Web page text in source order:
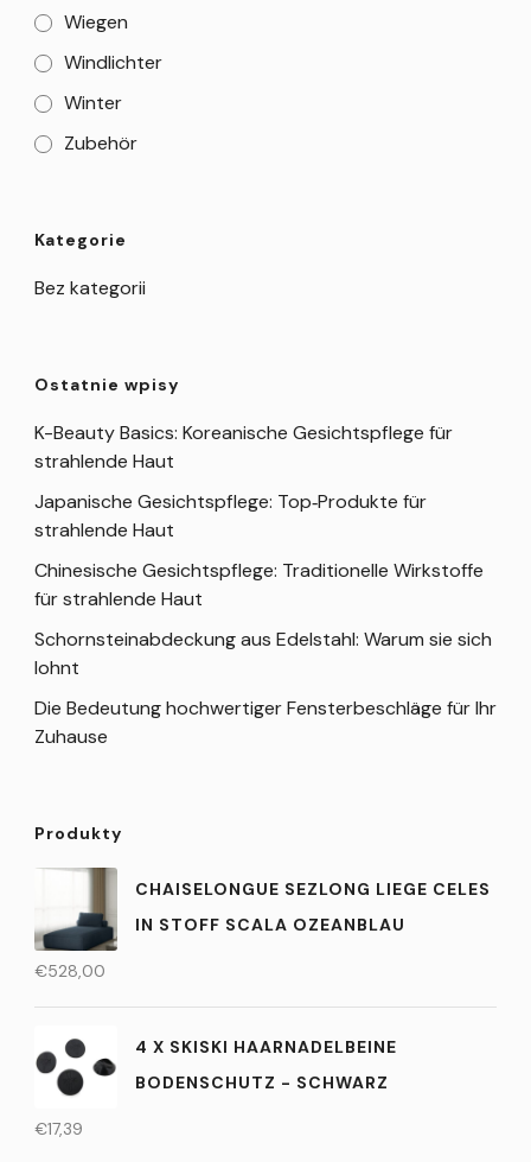
Wiegen
Windlichter
Winter
Zubehör
Kategorie
Bez kategorii
Ostatnie wpisy
K-Beauty Basics: Koreanische Gesichtspflege für
strahlende Haut
Japanische Gesichtspflege: Top‑Produkte für
strahlende Haut
Chinesische Gesichtspflege: Traditionelle Wirkstoffe
für strahlende Haut
Schornsteinabdeckung aus Edelstahl: Warum sie sich
lohnt
Die Bedeutung hochwertiger Fensterbeschläge für Ihr
Zuhause
Produkty
CHAISELONGUE SEZLONG LIEGE CELES
IN STOFF SCALA OZEANBLAU
€528,00
4 X SKISKI HAARNADELBEINE
BODENSCHUTZ - SCHWARZ
€17,39